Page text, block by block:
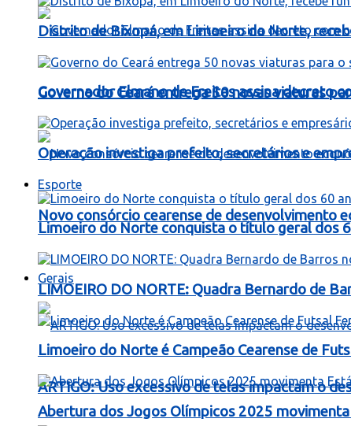
Governador Elmano de Freitas assina decreto
Novo consórcio cearense de desenvolvimento
Gerais
ARTIGO: Uso excessivo de telas impactam o
Distrito de Bixopá, em Limoeiro do Norte,
Governo do Ceará entrega 50 novas viaturas
Operação investiga prefeito, secretários e
Esporte
Limoeiro do Norte conquista o título geral dos
LIMOEIRO DO NORTE: Quadra Bernardo de
Limoeiro do Norte é Campeão Cearense de
Abertura dos Jogos Olímpicos 2025